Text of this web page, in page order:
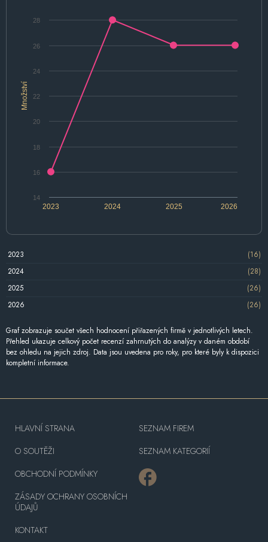
Množství
2024 2026
2023 2025
14
16
18
20
22
24
26
28
2023
(16)
2024
(28)
2025
(26)
2026
(26)
Graf zobrazuje součet všech hodnocení přiřazených firmě v jednotlivých letech.
Přehled ukazuje celkový počet recenzí zahrnutých do analýzy v daném období
bez ohledu na jejich zdroj. Data jsou uvedena pro roky, pro které byly k dispozici
kompletní informace.
HLAVNÍ STRANA
O SOUTĚŽI
OBCHODNÍ PODMÍNKY
ZÁSADY OCHRANY OSOBNÍCH
ÚDAJŮ
KONTAKT
SEZNAM FIREM
SEZNAM KATEGORIÍ